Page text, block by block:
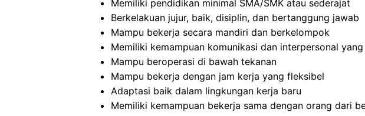
Memiliki pendidikan minimal SMA/SMK atau sederajat
Berkelakuan jujur, baik, disiplin, dan bertanggung jawab
Mampu bekerja secara mandiri dan berkelompok
Memiliki kemampuan komunikasi dan interpersonal
Mampu beroperasi di bawah tekanan
Mampu bekerja dengan jam kerja yang fleksibel
Adaptasi baik dalam lingkungan kerja baru
Memiliki kemampuan bekerja sama dengan orang dari